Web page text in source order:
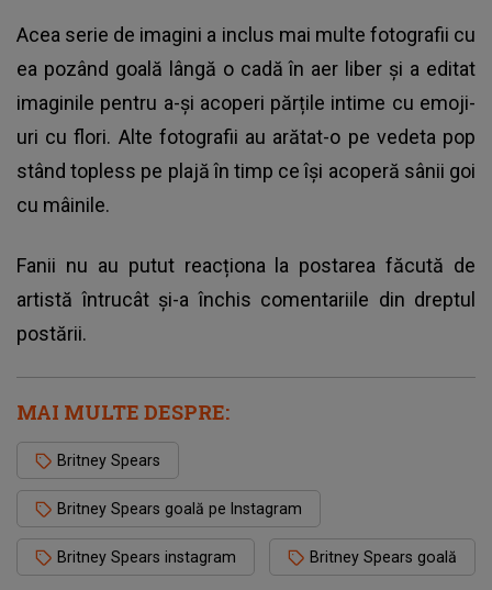
Acea serie de imagini a inclus mai multe fotografii cu
ea pozând goală lângă o cadă în aer liber și a editat
imaginile pentru a-și acoperi părțile intime cu emoji-
uri cu flori. Alte fotografii au arătat-o pe vedeta pop
stând topless pe plajă în timp ce își acoperă sânii goi
cu mâinile.
Fanii nu au putut reacționa la postarea făcută de
artistă întrucât și-a închis comentariile din dreptul
postării.
MAI MULTE DESPRE:
Britney Spears
Britney Spears goală pe Instagram
Britney Spears instagram Britney Spears goală